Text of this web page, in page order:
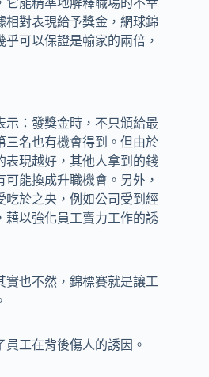
它能精準地解釋職場的不幸
相對表現給予獎金，網球錦
可以保證是輸家的兩倍，
示：發獎金時，不只頒給最
三名也有機會得到。但由於
表現越好，其他人拿到的錢
能換成升職機會。另外，
吃於之央，例如公司受到經
藉以強化員工賣力工作的誘
實也不然，錦標賽就是讓工
員工在背後傷人的誘因。